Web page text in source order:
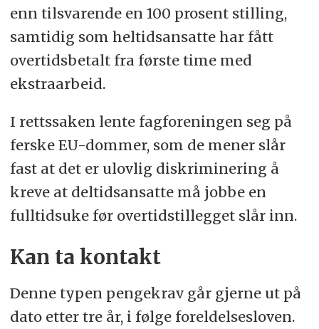
enn tilsvarende en 100 prosent stilling,
samtidig som heltidsansatte har fått
overtidsbetalt fra første time med
ekstraarbeid.
I rettssaken lente fagforeningen seg på
ferske EU-dommer, som de mener slår
fast at det er ulovlig diskriminering å
kreve at deltidsansatte må jobbe en
fulltidsuke før overtidstillegget slår inn.
Kan ta kontakt
Denne typen pengekrav går gjerne ut på
dato etter tre år, i følge foreldelsesloven.